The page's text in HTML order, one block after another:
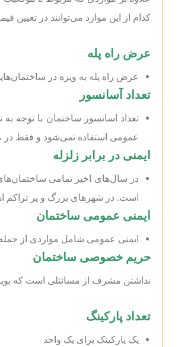
کدام از این موارد می‌توانند در تعیین
عرض راه پله
عرض راه پله به ویزه در
تعداد آسانسور
تعداد اسانسور ساختمان با توجه
عمومی استفاده نمی‌شود و فقط در
ایمنی در برابر زلزله
در سال‌های اخیر تمامی
است. در شهر‌های بزرگ و پر تراکم
ایمنی عمومی ساختمان
ایمنی عمومی شامل مواردی از
حریم خصوصی ساختمان
نداشتن مشرف از مسائئلی است که
تعداد پارکینگ
یک پارکینک برای یک واحد